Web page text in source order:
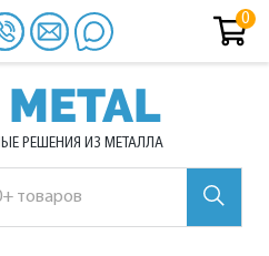
РЕШЕНИЯ ИЗ МЕТАЛЛА